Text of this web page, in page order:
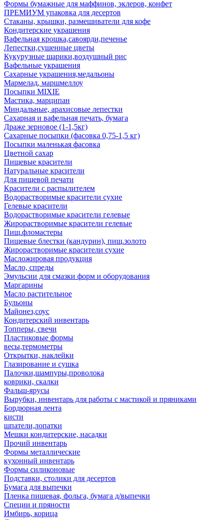
Формы бумажные для маффинов, эклеров, конфет
ПРЕМИУМ упаковка для десертов
Стаканы, крышки, размешиватели для кофе
Кондитерские украшения
Вафельная крошка,савоярди,печенье
Лепестки,сушенные цветы
Кукурузные шарики,воздушный рис
Вафельные украшения
Сахарные украшения,медальоны
Мармелад, маршмеллоу
Посыпки MIXIE
Мастика, марципан
Миндальные, арахисовые лепестки
Сахарная и вафельная печать, бумага
Драже зерновое (1-1,5кг)
Сахарные посыпки (фасовка 0,75-1,5 кг)
Посыпки маленькая фасовка
Цветной сахар
Пищевые красители
Натуральные красители
Для пищевой печати
Красители с распылителем
Водорастворимые красители сухие
Гелевые красители
Водорастворимые красители гелевые
Жирорастворимые красители гелевые
Пищ.фломастеры
Пищевые блестки (кандурин), пищ.золото
Жирорастворимые красители сухие
Масложировая продукция
Масло, спреды
Эмульсии для смазки форм и оборудования
Маргарины
Масло растительное
Бульоны
Майонез,соус
Кондитерский инвентарь
Топперы, свечи
Пластиковые формы
весы,термометры
Открытки, наклейки
Глазирование и сушка
Палочки,шампуры,проволока
коврики, скалки
Фальш-ярусы
Вырубки, инвентарь для работы с мастикой и пряниками
Бордюрная лента
кисти
шпатели,лопатки
Мешки кондитерские, насадки
Прочий инвентарь
Формы металлические
кухонный инвентарь
Формы силиконовые
Подставки, столики для десертов
Бумага для выпечки
Пленка пищевая, фольга, бумага д/выпечки
Специи и пряности
Имбирь, корица